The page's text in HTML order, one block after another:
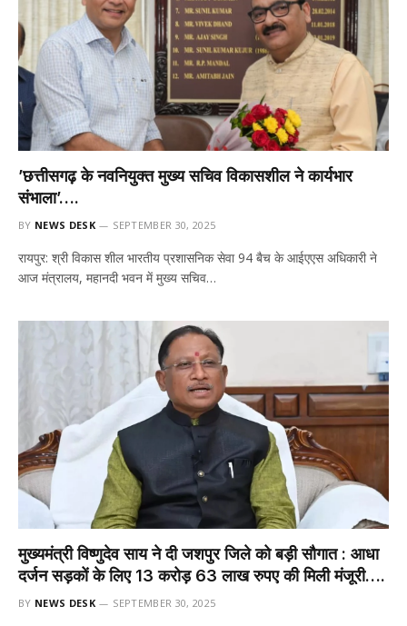
’छत्तीसगढ़ के नवनियुक्त मुख्य सचिव विकासशील ने कार्यभार
संभाला’….
BY NEWS DESK SEPTEMBER 30, 2025
रायपुर: श्री विकास शील भारतीय प्रशासनिक सेवा 94 बैच के आईएएस अधिकारी ने
आज मंत्रालय, महानदी भवन में मुख्य सचिव…
मुख्यमंत्री विष्णुदेव साय ने दी जशपुर जिले को बड़ी सौगात : आधा
दर्जन सड़कों के लिए 13 करोड़ 63 लाख रुपए की मिली मंजूरी….
BY NEWS DESK SEPTEMBER 30, 2025